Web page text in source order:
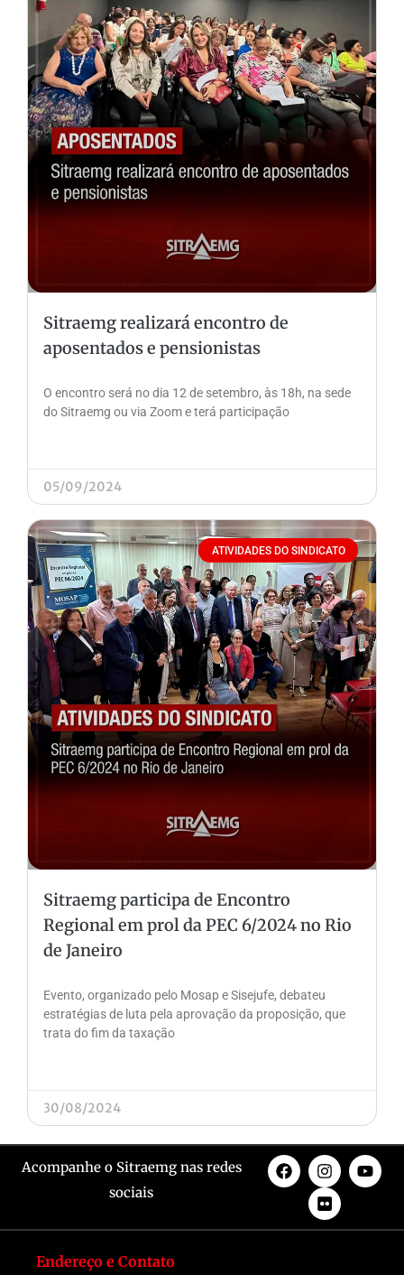
Sitraemg realizará encontro de
aposentados e pensionistas
O encontro será no dia 12 de setembro, às 18h, na sede
do Sitraemg ou via Zoom e terá participação
05/09/2024
ATIVIDADES DO SINDICATO
Sitraemg participa de Encontro
Regional em prol da PEC 6/2024 no Rio
de Janeiro
Evento, organizado pelo Mosap e Sisejufe, debateu
estratégias de luta pela aprovação da proposição, que
trata do fim da taxação
30/08/2024
Acompanhe o Sitraemg nas redes
sociais
Endereço e Contato